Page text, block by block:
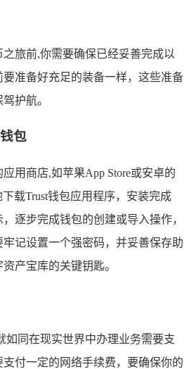
旅前,你需要确保已经妥善完成以
准备好充足的装备一样，这些准备
护航。
包
用商店,如苹果App Store或安卓的
载Trust钱包应用程序，安装完成
逐步完成钱包的创建或导入操作，
记设置一个强密码，并妥善保存助
产宝库的关键钥匙。
如同在现实世界中办理业务需要支
付一定的网络手续费，要确保你的